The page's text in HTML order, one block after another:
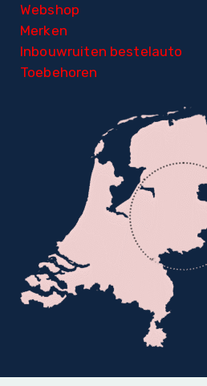
Webshop
Merken
Inbouwruiten bestelauto
Toebehoren